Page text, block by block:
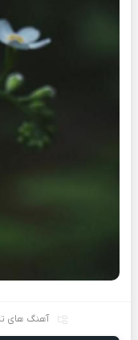
آهنگ های